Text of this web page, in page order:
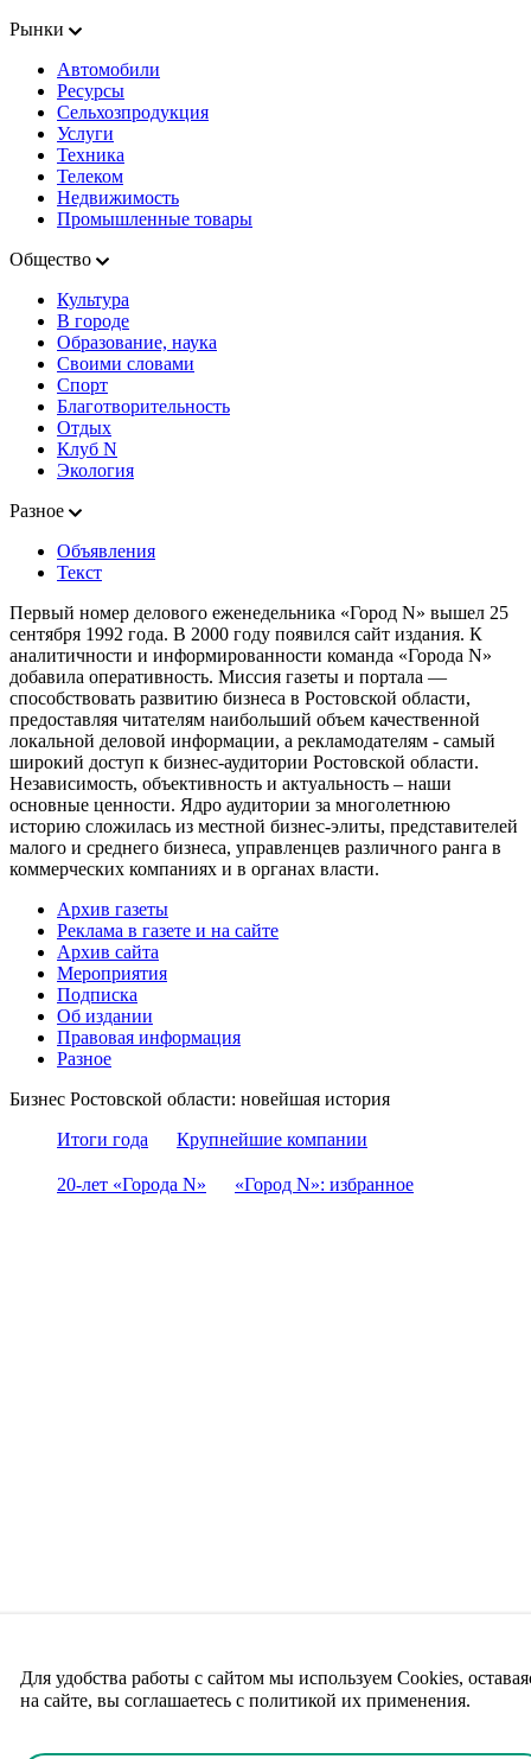
Рынки
Автомобили
Ресурсы
Сельхозпродукция
Услуги
Техника
Телеком
Недвижимость
Промышленные товары
Общество
Культура
В городе
Образование, наука
Своими словами
Спорт
Благотворительность
Отдых
Клуб N
Экология
Разное
Объявления
Текст
Первый номер делового еженедельника «Город N» вышел 25
сентября 1992 года. В 2000 году появился сайт издания. К
аналитичности и информированности команда «Города N»
добавила оперативность. Миссия газеты и портала —
способствовать развитию бизнеса в Ростовской области,
предоставляя читателям наибольший объем качественной
локальной деловой информации, а рекламодателям - самый
широкий доступ к бизнес-аудитории Ростовской области.
Независимость, объективность и актуальность – наши
основные ценности. Ядро аудитории за многолетнюю
историю сложилась из местной бизнес-элиты, представителей
малого и среднего бизнеса, управленцев различного ранга в
коммерческих компаниях и в органах власти.
Архив газеты
Реклама в газете и на сайте
Архив сайта
Мероприятия
Подписка
Об издании
Правовая информация
Разное
Бизнес Ростовской области: новейшая история
Итоги года
Крупнейшие компании
20-лет «Города N» «Город N»: избранное
Для удобства работы с сайтом мы используем Cookies,
на сайте, вы соглашаетесь с политикой их применения.